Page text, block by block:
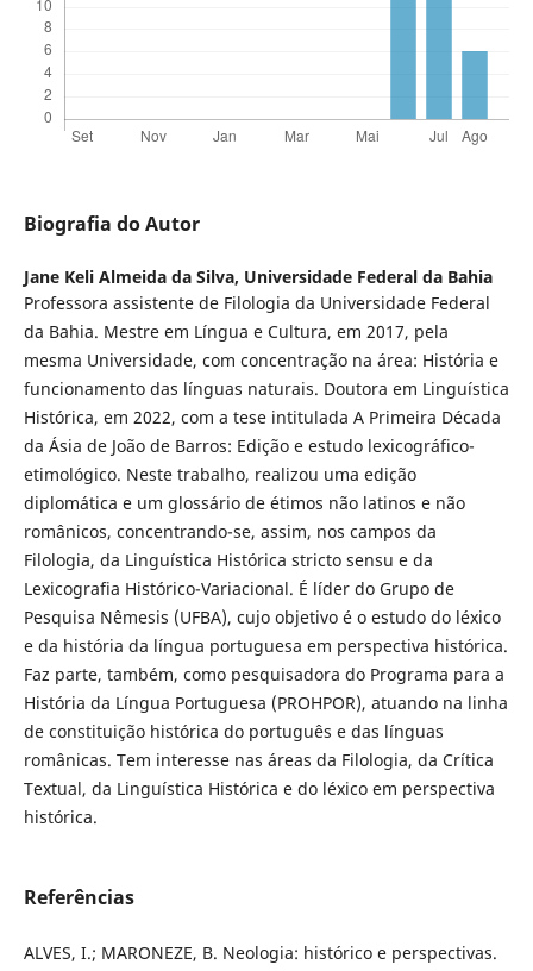
Biografia do Autor
Jane Keli Almeida da Silva, Universidade Federal da Bahia
Professora assistente de Filologia da Universidade Federal
da Bahia. Mestre em Língua e Cultura, em 2017, pela
mesma Universidade, com concentração na área: História e
funcionamento das línguas naturais. Doutora em Linguística
Histórica, em 2022, com a tese intitulada A Primeira Década
da Ásia de João de Barros: Edição e estudo lexicográfico-
etimológico. Neste trabalho, realizou uma edição
diplomática e um glossário de étimos não latinos e não
românicos, concentrando-se, assim, nos campos da
Filologia, da Linguística Histórica stricto sensu e da
Lexicografia Histórico-Variacional. É líder do Grupo de
Pesquisa Nêmesis (UFBA), cujo objetivo é o estudo do léxico
e da história da língua portuguesa em perspectiva histórica.
Faz parte, também, como pesquisadora do Programa para a
História da Língua Portuguesa (PROHPOR), atuando na linha
de constituição histórica do português e das línguas
românicas. Tem interesse nas áreas da Filologia, da Crítica
Textual, da Linguística Histórica e do léxico em perspectiva
histórica.
Referências
ALVES, I.; MARONEZE, B. Neologia: histórico e perspectivas.